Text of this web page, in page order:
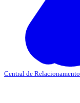
Central de Relacionamento